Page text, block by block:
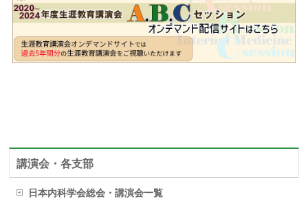
講演会・各支部
日本内科学会総会・講演会一覧